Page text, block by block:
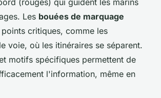
Les bouées de marquage
critiques, comme les
voie, où les itinéraires se séparent.
motifs spécifiques permettent de
l'information, même en